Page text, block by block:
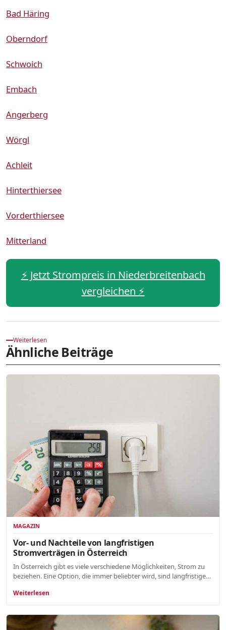
Bad Häring
Oberndorf
Schwoich
Embach
Angerberg
Wörgl
Achleit
Hinterthiersee
Vorderthiersee
Mitterland
⚡️ Jetzt Strompreis in Niederbreitenbach
vergleichen ⚡️
Weiterlesen
Ähnliche Beiträge
MAGAZIN
Vor- und Nachteile von langfristigen
Stromverträgen in Österreich
In Österreich gibt es viele verschiedene Möglichkeiten, Strom zu
beziehen. Eine Option, die immer beliebter wird, sind langfristige…
Weiterlesen